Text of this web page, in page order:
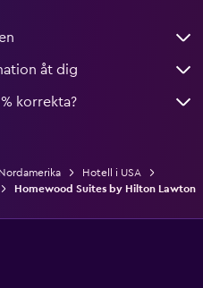
åt dig
korrekta?
Hotell i USA
Homewood Suites by Hilton Lawton